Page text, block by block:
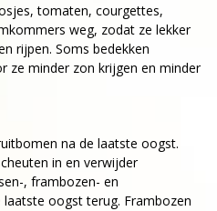
tomaten, courgettes,
weg, zodat ze lekker
rijpen. Soms bedekken
ze minder zon krijgen en minder
na de laatste oogst.
in en verwijder
, frambozen- en
oogst terug. Frambozen